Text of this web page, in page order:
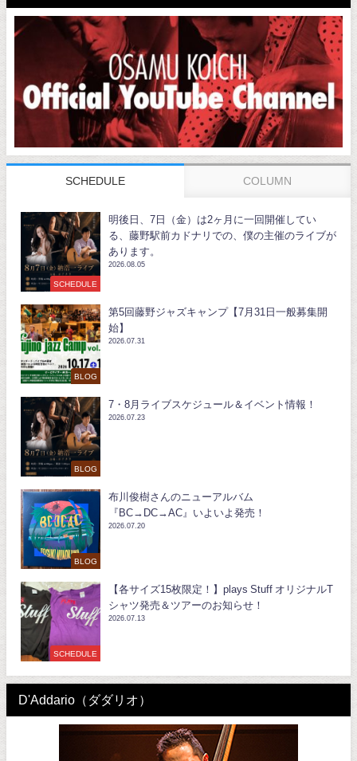
SCHEDULE COLUMN
SCHEDULE
明後日、7日（金）は2ヶ月に一回開催してい
る、藤野駅前カドナリでの、僕の主催のライブが
あります。
2026.08.05
BLOG
第5回藤野ジャズキャンプ【7月31日一般募集開
始】
2026.07.31
BLOG
7・8月ライブスケジュール＆イベント情報！
2026.07.23
BLOG
布川俊樹さんのニューアルバム
『BC→DC→AC』いよいよ発売！
2026.07.20
SCHEDULE
【各サイズ15枚限定！】plays Stuff オリジナルT
シャツ発売＆ツアーのお知らせ！
2026.07.13
D'Addario（ダダリオ）